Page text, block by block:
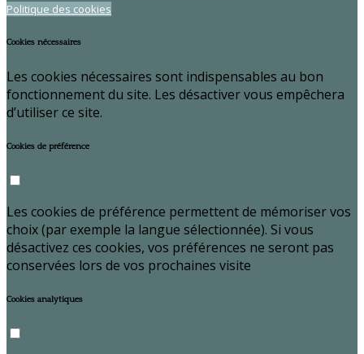
Politique des cookies
Cookies nécessaires
Les cookies nécessaires sont indispensables au bon
fonctionnement du site. Les désactiver vous empêchera
d’utiliser ce site.
Cookies de préférence
Les cookies de préférence permettent de mémoriser vos
choix (par exemple la langue sélectionnée). Si vous
désactivez ces cookies, vos préférences ne seront pas
conservées lors de vos prochaines visite
Cookies analytiques